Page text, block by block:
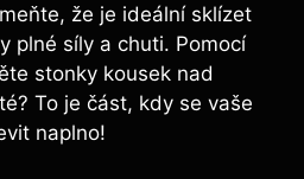
že je ideální sklízet
plné síly a chuti. Pomocí
stonky kousek nad
To je část, kdy se vaše
naplno!